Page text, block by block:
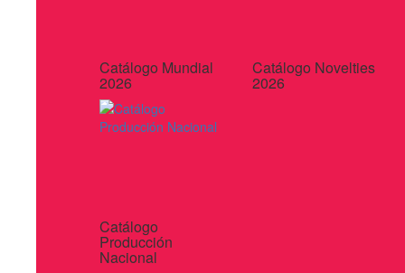
Catálogo Mundial
2026
Catálogo Novelties
2026
Catálogo
Producción
Nacional